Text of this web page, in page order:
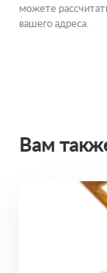
можете
вашего адреса.
Вам